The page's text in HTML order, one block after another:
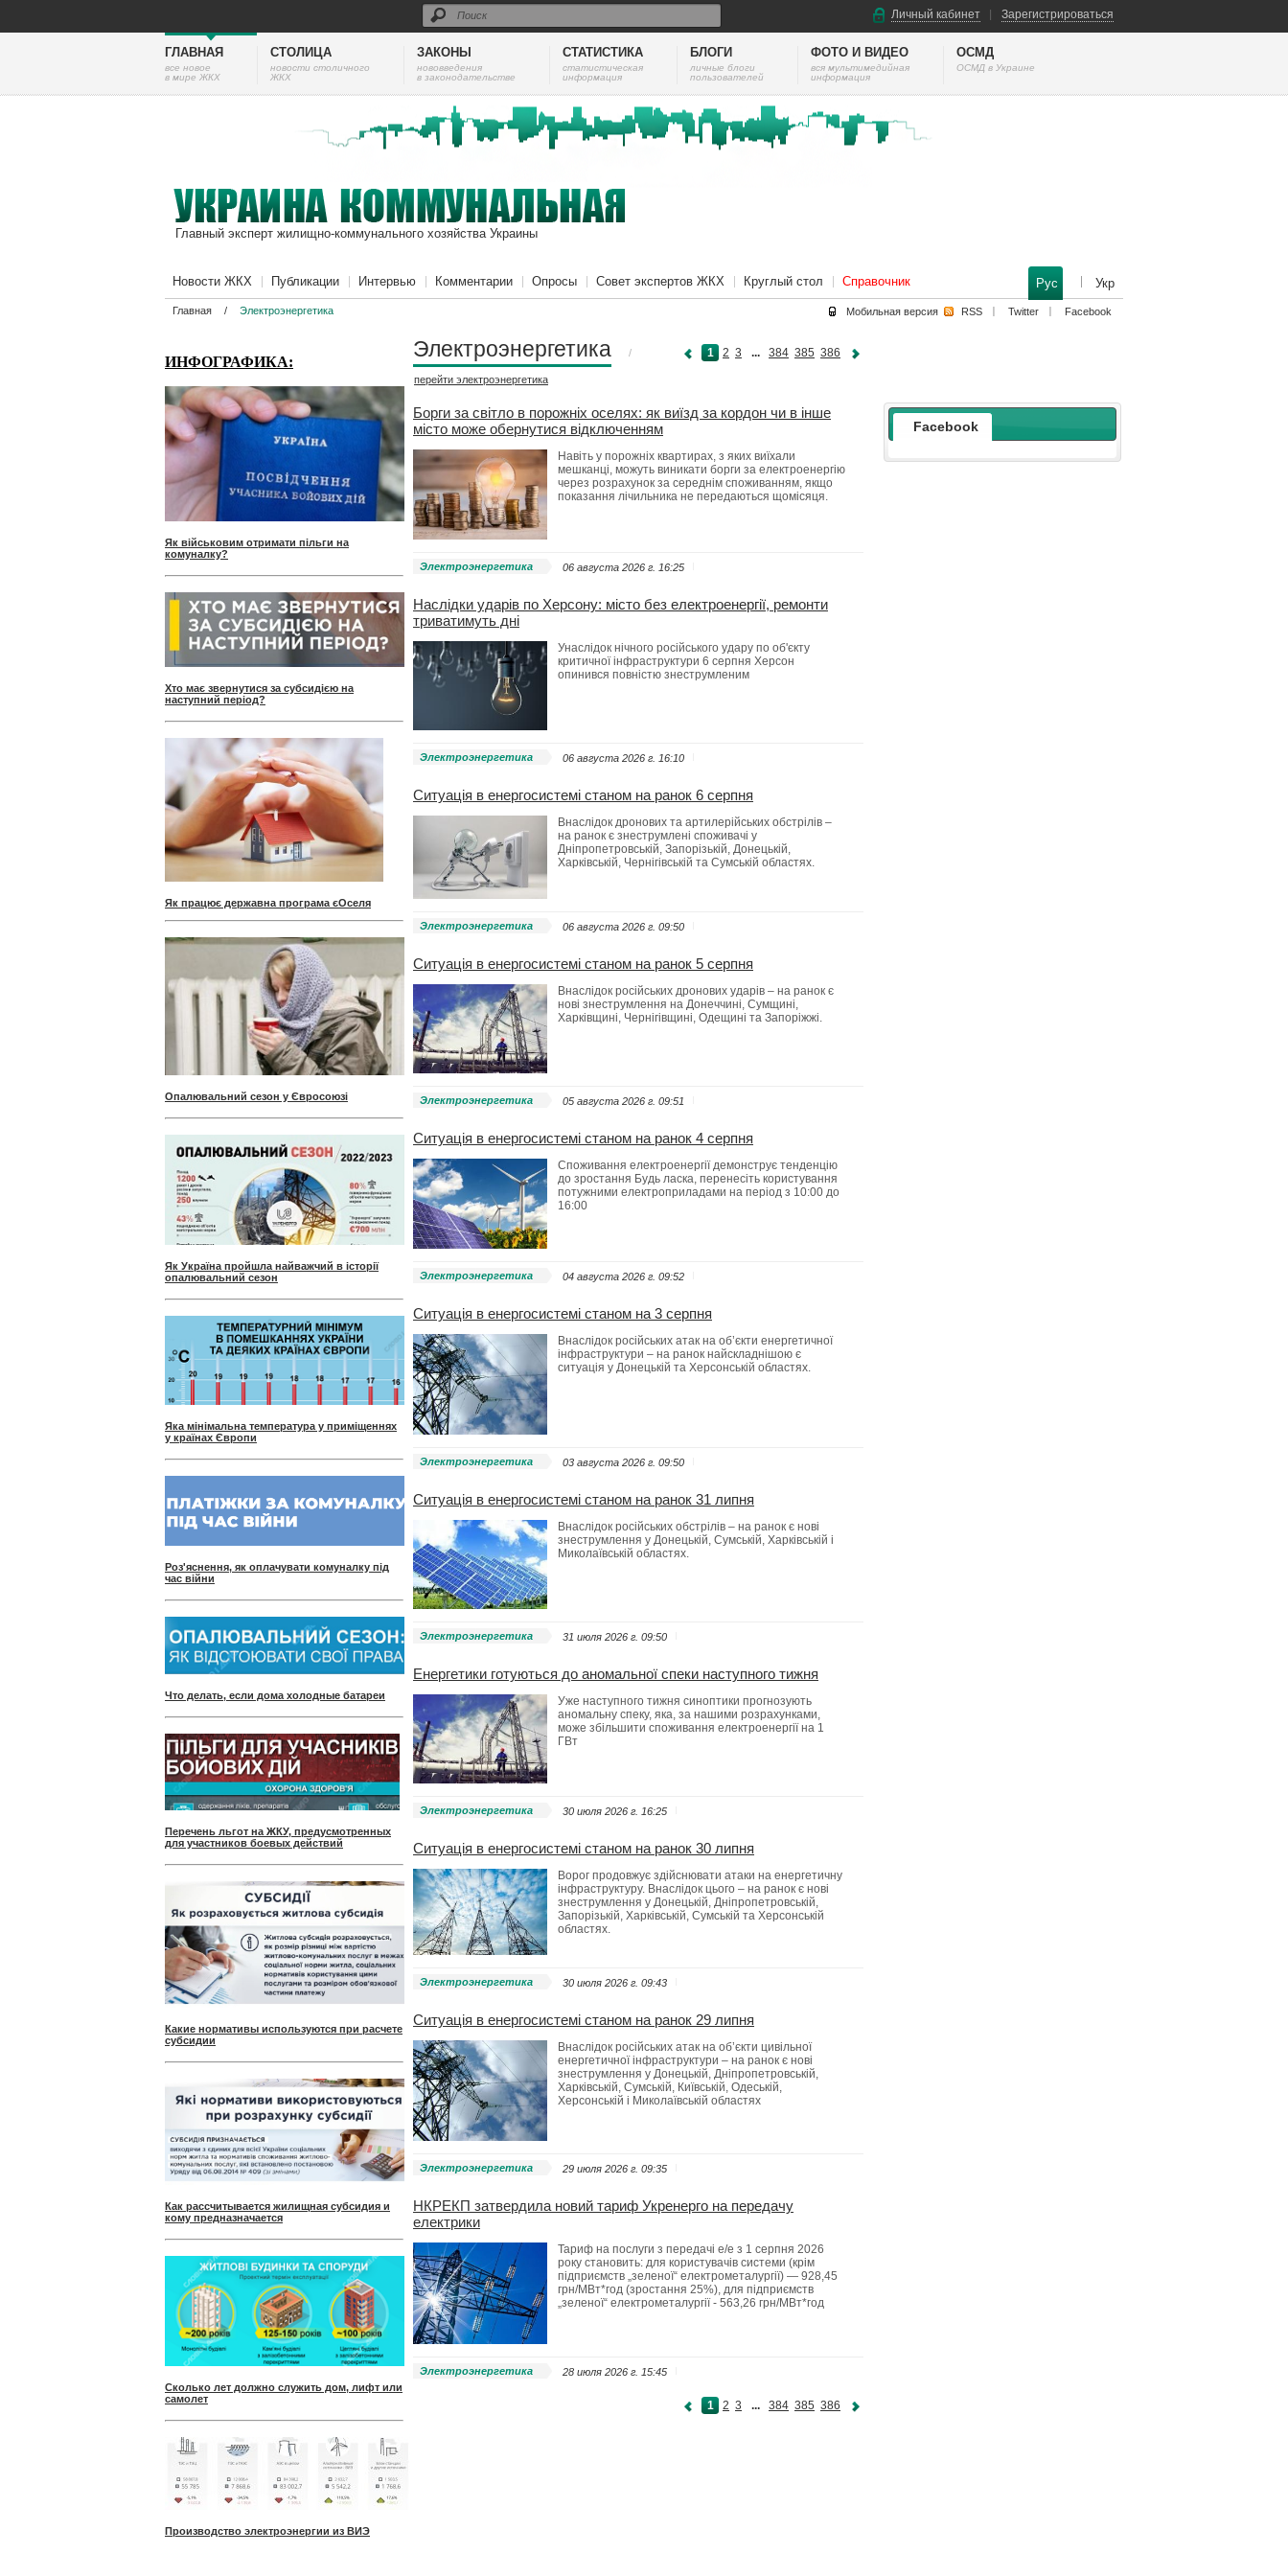
Личный кабинет Зарегистрироваться
ГЛАВНАЯ
все новое
в мире ЖКХ
СТОЛИЦА
новости столичного
ЖКХ
ЗАКОНЫ
нововведения
в законодательстве
СТАТИСТИКА
cтатистическая
информация
БЛОГИ
личные блоги
пользователей
ФОТО И ВИДЕО
вся мультимедийная
информация
ОСМД
ОСМД в Украине
Главный эксперт жилищно-коммунального хозяйства Украины
Новости ЖКХ Публикации Интервью Комментарии Опросы Совет экспертов ЖКХ Круглый стол Справочник Рус Укр
Главная / Электроэнергетика Мобильная версия RSS Twitter Facebook
ИНФОГРАФИКА:
Як військовим отримати пільги на
комуналку?
Хто має звернутися за субсидією на
наступний період?
Як працює державна програма єОселя
Опалювальний сезон у Євросоюзі
Як Україна пройшла найважчий в історії
опалювальний сезон
Яка мінімальна температура у приміщеннях
у країнах Європи
Роз'яснення, як оплачувати комуналку під
час війни
Что делать, если дома холодные батареи
Перечень льгот на ЖКУ, предусмотренных
для участников боевых действий
Какие нормативы используются при расчете
субсидии
Как рассчитывается жилищная субсидия и
кому предназначается
Сколько лет должно служить дом, лифт или
самолет
Производство электроэнергии из ВИЭ
Электроэнергетика /
перейти электроэнергетика
1 2 3 ... 384 385 386
Борги за світло в порожніх оселях: як виїзд за кордон чи в інше
місто може обернутися відключенням
Навіть у порожніх квартирах, з яких виїхали
мешканці, можуть виникати борги за електроенергію
через розрахунок за середнім споживанням, якщо
показання лічильника не передаються щомісяця.
Электроэнергетика 06 августа 2026 г. 16:25
Наслідки ударів по Херсону: місто без електроенергії, ремонти
триватимуть дні
Унаслідок нічного російського удару по об'єкту
критичної інфраструктури 6 серпня Херсон
опинився повністю знеструмленим
Электроэнергетика 06 августа 2026 г. 16:10
Ситуація в енергосистемі станом на ранок 6 серпня
Внаслідок дронових та артилерійських обстрілів –
на ранок є знеструмлені споживачі у
Дніпропетровській, Запорізькій, Донецькій,
Харківській, Чернігівській та Сумській областях.
Электроэнергетика 06 августа 2026 г. 09:50
Ситуація в енергосистемі станом на ранок 5 серпня
Внаслідок російських дронових ударів – на ранок є
нові знеструмлення на Донеччині, Сумщині,
Харківщині, Чернігівщині, Одещині та Запоріжжі.
Электроэнергетика 05 августа 2026 г. 09:51
Ситуація в енергосистемі станом на ранок 4 серпня
Споживання електроенергії демонструє тенденцію
до зростання Будь ласка, перенесіть користування
потужними електроприладами на період з 10:00 до
16:00
Электроэнергетика 04 августа 2026 г. 09:52
Ситуація в енергосистемі станом на 3 серпня
Внаслідок російських атак на об’єкти енергетичної
інфраструктури – на ранок найскладнішою є
ситуація у Донецькій та Херсонській областях.
Электроэнергетика 03 августа 2026 г. 09:50
Ситуація в енергосистемі станом на ранок 31 липня
Внаслідок російських обстрілів – на ранок є нові
знеструмлення у Донецькій, Сумській, Харківській і
Миколаївській областях.
Электроэнергетика 31 июля 2026 г. 09:50
Енергетики готуються до аномальної спеки наступного тижня
Уже наступного тижня синоптики прогнозують
аномальну спеку, яка, за нашими розрахунками,
може збільшити споживання електроенергії на 1
ГВт
Электроэнергетика 30 июля 2026 г. 16:25
Ситуація в енергосистемі станом на ранок 30 липня
Ворог продовжує здійснювати атаки на енергетичну
інфраструктуру. Внаслідок цього – на ранок є нові
знеструмлення у Донецькій, Дніпропетровській,
Запорізькій, Харківській, Сумській та Херсонській
областях.
Электроэнергетика 30 июля 2026 г. 09:43
Ситуація в енергосистемі станом на ранок 29 липня
Внаслідок російських атак на об’єкти цивільної
енергетичної інфраструктури – на ранок є нові
знеструмлення у Донецькій, Дніпропетровській,
Харківській, Сумській, Київській, Одеській,
Херсонській і Миколаївській областях
Электроэнергетика 29 июля 2026 г. 09:35
НКРЕКП затвердила новий тариф Укренерго на передачу
електрики
Тариф на послуги з передачі е/е з 1 серпня 2026
року становить: для користувачів системи (крім
підприємств „зеленої“ електрометалургії) — 928,45
грн/МВт*год (зростання 25%), для підприємств
„зеленої“ електрометалургії - 563,26 грн/МВт*год
Электроэнергетика 28 июля 2026 г. 15:45
1 2 3 ... 384 385 386
Facebook